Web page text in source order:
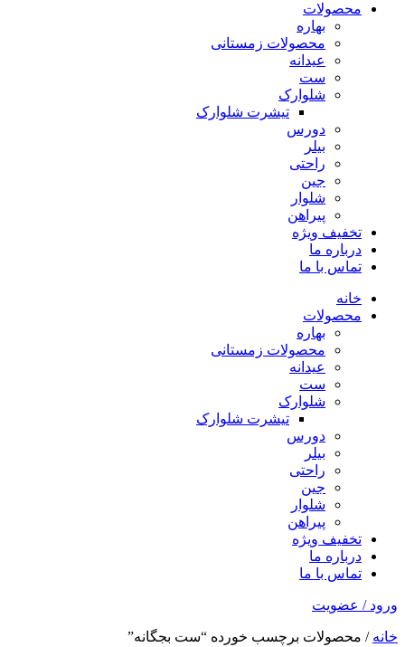
محصولات
بهاره
محصولات زمستانی
عیدانه
ست
شلوارک
تیشرت شلوارک
دورس
بیلر
راحتی
جین
شلوار
پیراهن
تخفیف ویژه
درباره ما
تماس با ما
خانه
محصولات
بهاره
محصولات زمستانی
عیدانه
ست
شلوارک
تیشرت شلوارک
دورس
بیلر
راحتی
جین
شلوار
پیراهن
تخفیف ویژه
درباره ما
تماس با ما
ورود / عضویت
خانه / محصولات برچسب خورده “ست بجگانه”